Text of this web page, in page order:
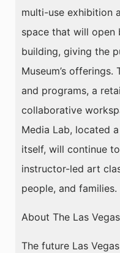
multi-use exhibition
space that will open
building, giving the
Museum’s
and programs, a
collaborative
Media Lab, located
itself, will continue
instructor-led art
people, and families.
About The Las
The future Las